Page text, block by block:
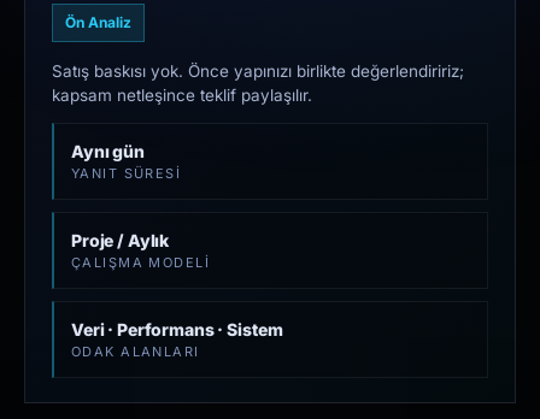
Ön Analiz
Satış baskısı yok. Önce yapınızı birlikte değerlendiririz;
kapsam netleşince teklif paylaşılır.
Aynı gün
YANIT SÜRESI
Proje / Aylık
ÇALIŞMA MODELI
Veri · Performans · Sistem
ODAK ALANLARI